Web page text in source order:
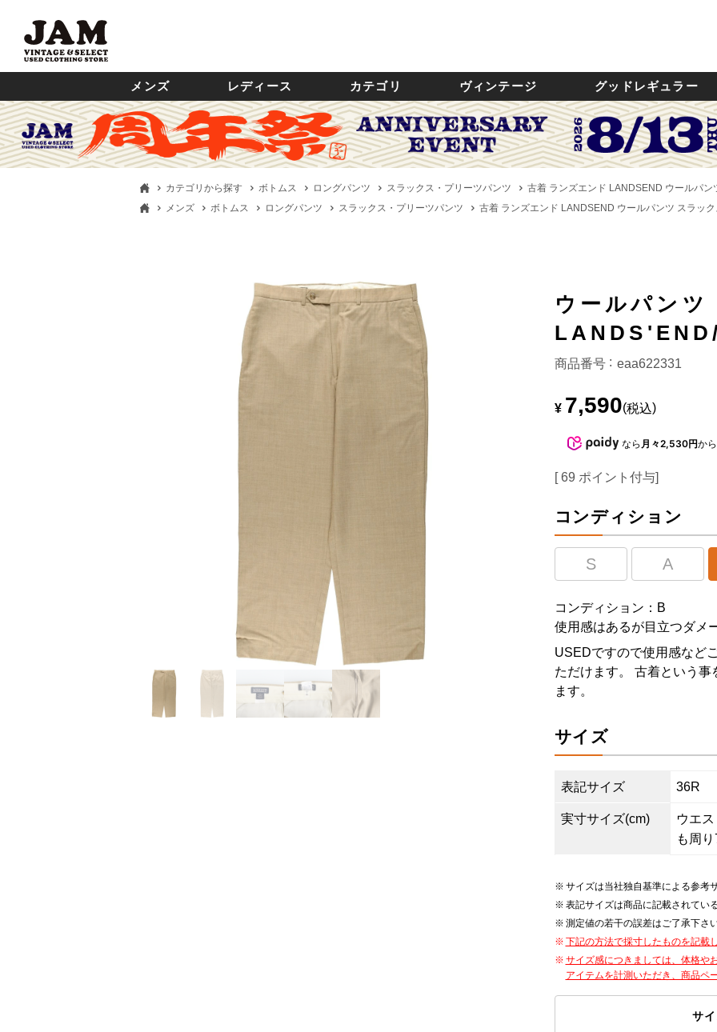
メンズ レディース カテゴリ ヴィンテージ グッドレギュラー
カテゴリから探す ボトムス ロングパンツ スラックス・プリーツパンツ
古着 ランズエンド LANDSEND ウールパ
メンズ
ボトムス ロングパンツ スラックス・プリーツパンツ 古着 ランズエンド LANDSEND ウールパンツ スラッ
ウールパン
商品番号 eaa622331
¥ 7,590 税込
なら 月々2,530円か
[ 69 ポイント付与]
コンディション
S A
コンディション：B
使用感はあるが目立つダメ
USEDですので使用感など
ただけます。 古着という
ます。
サイズ
表記サイズ 36R
実寸サイズ(cm)
ウエ
も周
サイズは当社独自基準による参考
表記サイズは商品に記載されてい
測定値の若干の誤差はご了承下さ
下記の方法で採寸したものを記載
サイズ感につきましては、体格や
アイテムを計測いただき、商品ペ
サ